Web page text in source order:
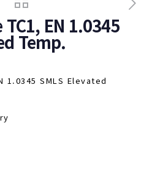
TC1, EN 1.0345
Temp.
1.0345 SMLS Elevated